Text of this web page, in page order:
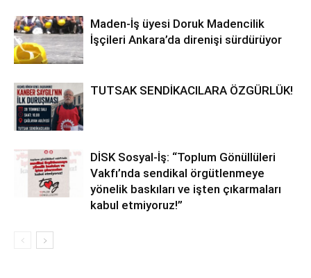
Maden-İş üyesi Doruk Madencilik
İşçileri Ankara’da direnişi sürdürüyor
TUTSAK SENDİKACILARA ÖZGÜRLÜK!
DİSK Sosyal-İş: “Toplum Gönüllüleri
Vakfı’nda sendikal örgütlenmeye
yönelik baskıları ve işten çıkarmaları
kabul etmiyoruz!”